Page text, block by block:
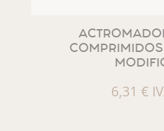
6,31 €